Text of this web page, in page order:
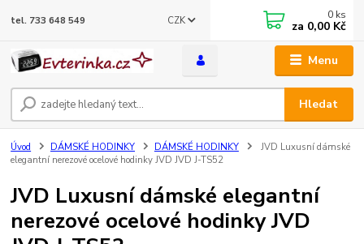
Menu
CZK
Hledat
tel. 733 648 549 0 ks
za 0,00 Kč
Úvod DÁMSKÉ HODINKY DÁMSKÉ HODINKY
JVD Luxusní dámské
elegantní nerezové ocelové hodinky JVD JVD J-TS52
JVD Luxusní dámské elegantní
nerezové ocelové hodinky JVD